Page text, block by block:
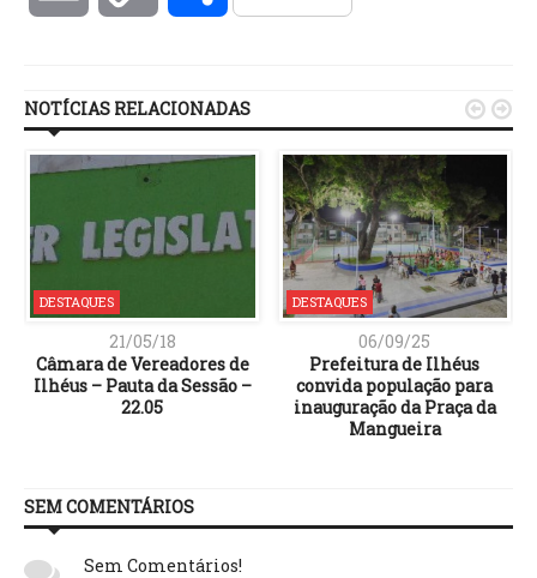
NOTÍCIAS RELACIONADAS
DESTAQUES
21/05/18
Câmara de Vereadores de
Ilhéus – Pauta da Sessão –
22.05
DESTAQUES
06/09/25
Prefeitura de Ilhéus
convida população para
inauguração da Praça da
Mangueira
 
SEM COMENTÁRIOS
Sem Comentários!